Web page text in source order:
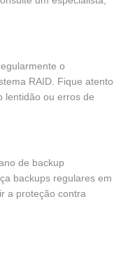
o
RAID. Fique atento
lentidão ou erros de
de backup
backups regulares em
a proteção contra